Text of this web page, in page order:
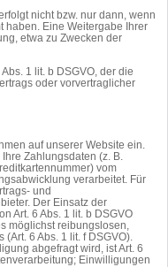
nicht bzw. nur dann, wenn
haben. Eine Weitergabe Ihrer
etwa zu Zwecken der
1 lit. b DSGVO, der die
oder vorvertraglicher
auf unserer Website ein.
Zahlungsdaten (z. B.
vom
verarbeitet. Für
und
Der Einsatz der
Art. 6 Abs. 1 lit. b DSGVO
möglichst reibungslosen,
6 Abs. 1 lit. f DSGVO).
abgefragt wird, ist Art. 6
Einwilligungen